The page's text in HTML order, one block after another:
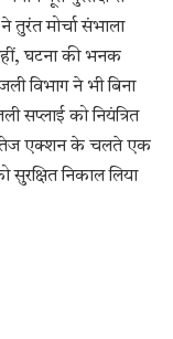
तुरंत मोर्चा संभाला
घटना की भनक
विभाग ने भी बिना
सप्लाई को नियंत्रित
तेज एक्शन के चलते एक
सुरक्षित निकाल लिया